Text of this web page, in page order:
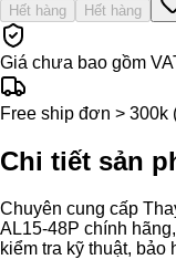
Hết hàng Hết hàng
Giá chưa bao gồm
Free ship đơn > 300k
Chi tiết sản
Chuyên cung cấp
AL15-48P chính
kiểm tra kỹ thuật, bảo